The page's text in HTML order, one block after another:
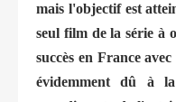
mais l'objectif est
seul film de la série à
succès en France
évidemment dû à